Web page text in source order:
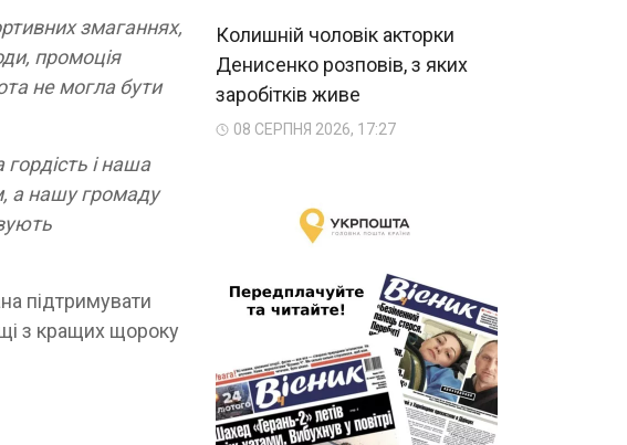
змаганнях,
промоція
не могла бути
і наша
а нашу громаду
підтримувати
з кращих щороку
Колишній чоловік акторки
Денисенко розповів, з яких
заробітків живе
08 СЕРПНЯ 2026, 17:27